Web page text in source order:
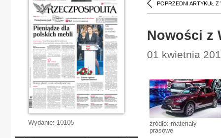
POPRZEDNI ARTYKUŁ Z
Nowości z
01 kwietnia
źródło: materiały
prasowe
Wydanie: 10105